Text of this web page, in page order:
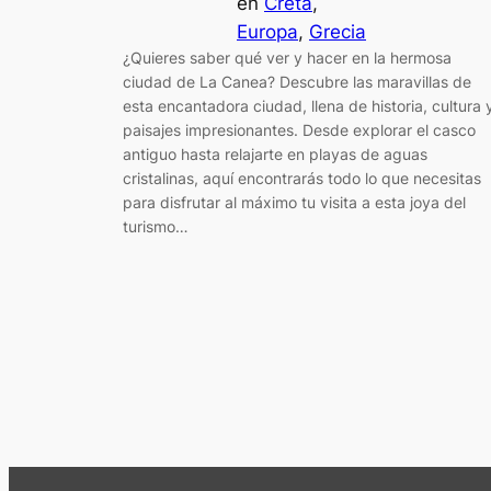
Europa, Grecia
¿Quieres saber qué ver y hacer en la hermosa
ciudad de La Canea? Descubre las maravillas de
esta encantadora ciudad, llena de historia, cultura
paisajes impresionantes. Desde explorar el casco
antiguo hasta relajarte en playas de aguas
cristalinas, aquí encontrarás todo lo que necesitas
para disfrutar al máximo tu visita a esta joya del
turismo…